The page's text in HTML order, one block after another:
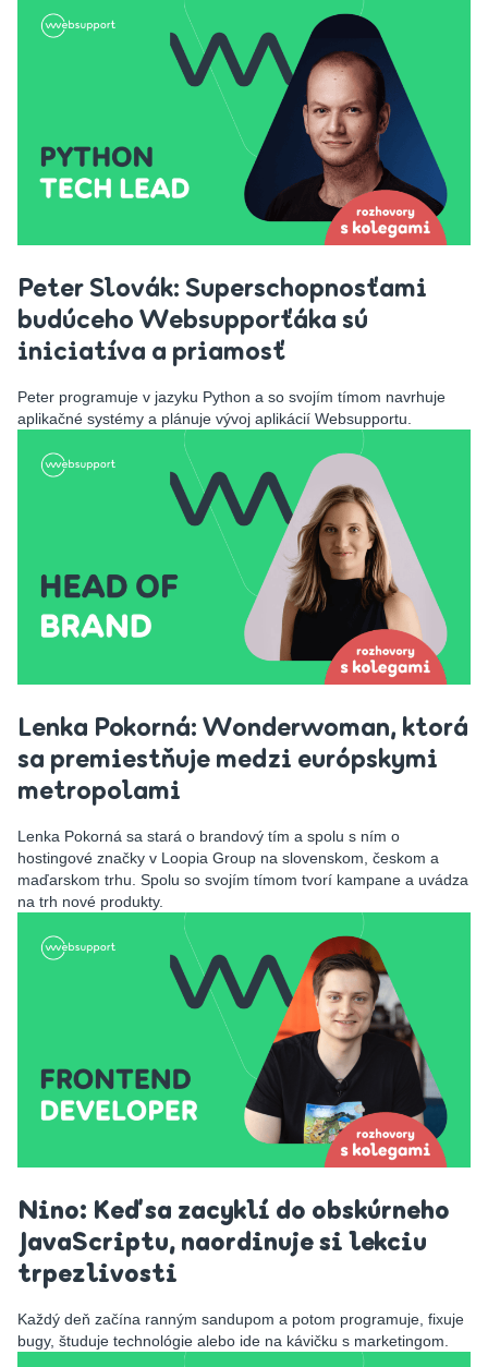
Peter Slovák: Superschopnosťami
budúceho Websupporťáka sú
iniciatíva a priamosť
Peter programuje v jazyku Python a so svojím tímom navrhuje
aplikačné systémy a plánuje vývoj aplikácií Websupportu.
Lenka Pokorná: Wonderwoman, ktorá
sa premiestňuje medzi európskymi
metropolami
Lenka Pokorná sa stará o brandový tím a spolu s ním o
hostingové značky v Loopia Group na slovenskom, českom a
maďarskom trhu. Spolu so svojím tímom tvorí kampane a uvádza
na trh nové produkty.
Nino: Keď sa zacyklí do obskúrneho
JavaScriptu, naordinuje si lekciu
trpezlivosti
Každý deň začína ranným sandupom a potom programuje, fixuje
bugy, študuje technológie alebo ide na kávičku s marketingom.